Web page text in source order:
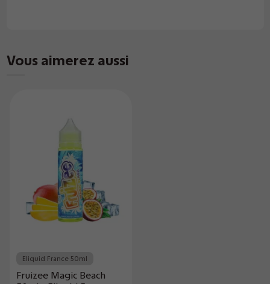
Vous aimerez aussi
Eliquid France 50ml
Fruizee Magic Beach